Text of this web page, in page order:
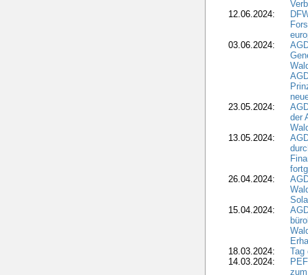
12.06.2024:
03.06.2024:
23.05.2024:
der
13.05.2024:
26.04.2024:
15.04.2024:
18.03.2024:
Tag
14.03.2024: